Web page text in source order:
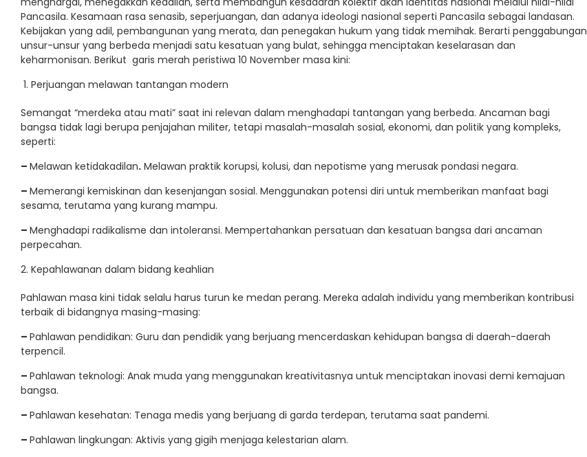
Pancasila. Kesamaan rasa senasib, seperjuangan, dan adanya ideologi nasional seperti Pancasila sebagai landasan.
Kebijakan yang adil, pembangunan yang merata, dan penegakan hukum yang tidak memihak. Berarti penggabungan
unsur-unsur yang berbeda menjadi satu kesatuan yang bulat, sehingga menciptakan keselarasan dan
keharmonisan. Berikut garis merah peristiwa 10 November masa kini:
Perjuangan melawan tantangan modern
Semangat “merdeka atau mati” saat ini relevan dalam menghadapi tantangan yang berbeda. Ancaman bagi
bangsa tidak lagi berupa penjajahan militer, tetapi masalah-masalah sosial, ekonomi, dan politik yang kompleks,
seperti:
– Melawan ketidakadilan. Melawan praktik korupsi, kolusi, dan nepotisme yang merusak pondasi negara.
– Memerangi kemiskinan dan kesenjangan sosial. Menggunakan potensi diri untuk memberikan manfaat bagi
sesama, terutama yang kurang mampu.
– Menghadapi radikalisme dan intoleransi. Mempertahankan persatuan dan kesatuan bangsa dari ancaman
perpecahan.
Kepahlawanan dalam bidang keahlian
Pahlawan masa kini tidak selalu harus turun ke medan perang. Mereka adalah individu yang memberikan kontribusi
terbaik di bidangnya masing-masing:
– Pahlawan pendidikan: Guru dan pendidik yang berjuang mencerdaskan kehidupan bangsa di daerah-daerah
terpencil.
– Pahlawan teknologi: Anak muda yang menggunakan kreativitasnya untuk menciptakan inovasi demi kemajuan
bangsa.
– Pahlawan kesehatan: Tenaga medis yang berjuang di garda terdepan, terutama saat pandemi.
– Pahlawan lingkungan: Aktivis yang gigih menjaga kelestarian alam.